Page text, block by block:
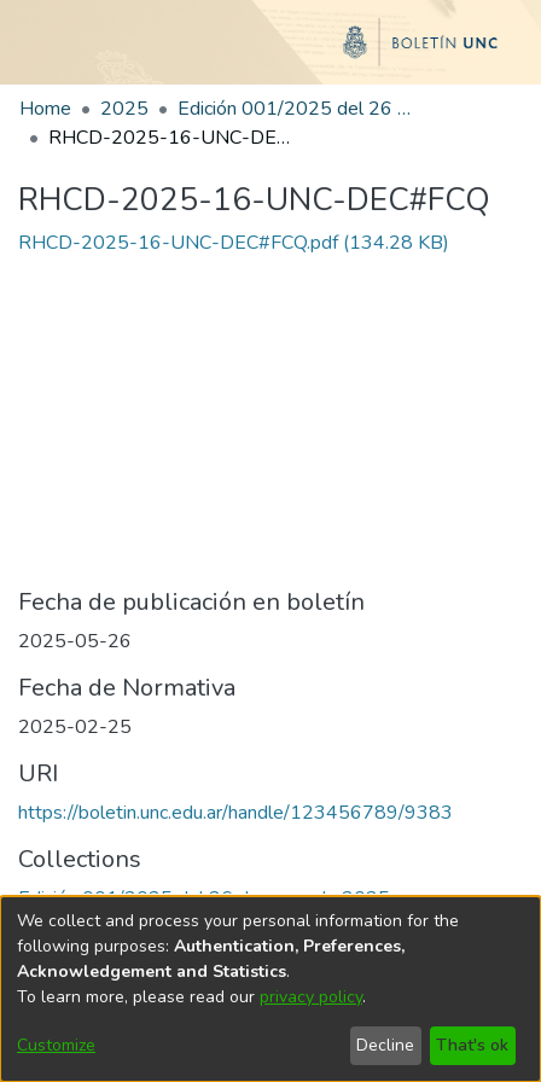
Home 2025
Edición 001/2025 del 26 de mayo de 2025
RHCD-2025-16-UNC-DEC#FCQ
RHCD-2025-16-UNC-DEC#FCQ
RHCD-2025-16-UNC-DEC#FCQ.pdf(134.28 KB)
Fecha de publicación en boletín
2025-05-26
Fecha de Normativa
2025-02-25
URI
https://boletin.unc.edu.ar/handle/123456789/9383
Collections
Edición 001/2025 del 26 de mayo de 2025
Universidad Nacional de Córdoba
We collect and process your personal information for the
following purposes: Authentication, Preferences,
Acknowledgement and Statistics.
To learn more, please read our privacy policy.
Customize Decline That's ok